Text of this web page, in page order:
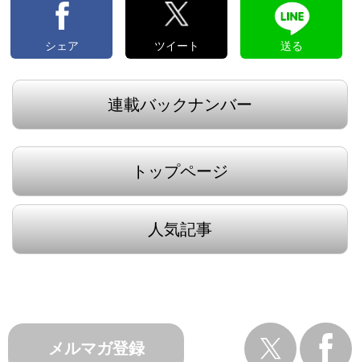
シェア ツイート 送る
連載バックナンバー
トップページ
人気記事
メルマガ登録